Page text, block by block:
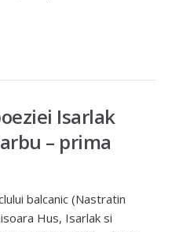
Isarlak
– prima
balcanic (Nastratin
Hus, Isarlak si